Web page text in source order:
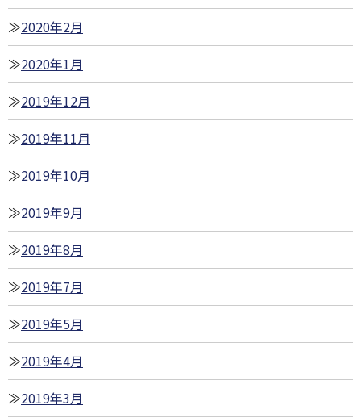
2020年2月
2020年1月
2019年12月
2019年11月
2019年10月
2019年9月
2019年8月
2019年7月
2019年5月
2019年4月
2019年3月